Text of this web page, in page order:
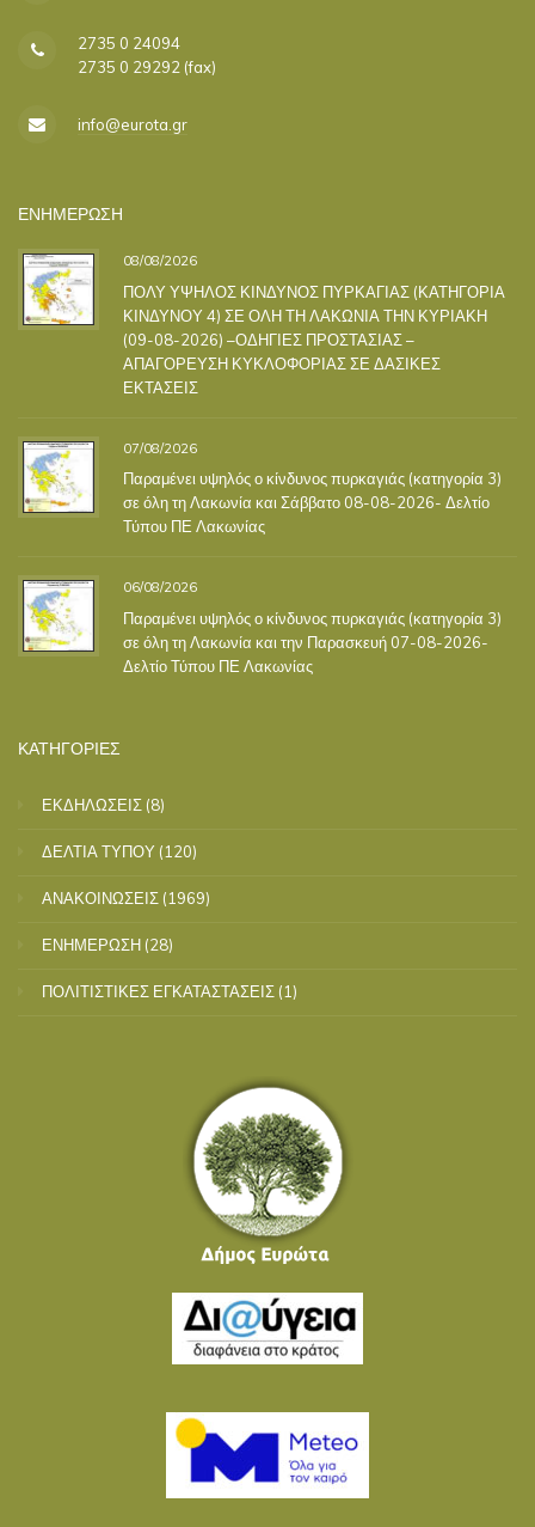
2735 0 24094
2735 0 29292 (fax)
info@eurota.gr
ΕΝΗΜΕΡΩΣΗ
08/08/2026
ΠΟΛΥ ΥΨΗΛΟΣ ΚΙΝΔΥΝΟΣ ΠΥΡΚΑΓΙΑΣ (ΚΑΤΗΓΟΡΙΑ
ΚΙΝΔΥΝΟΥ 4) ΣΕ ΟΛΗ ΤΗ ΛΑΚΩΝΙΑ ΤΗΝ ΚΥΡΙΑΚΗ
(09-08-2026) –ΟΔΗΓΙΕΣ ΠΡΟΣΤΑΣΙΑΣ –
ΑΠΑΓΟΡΕΥΣΗ ΚΥΚΛΟΦΟΡΙΑΣ ΣΕ ΔΑΣΙΚΕΣ
ΕΚΤΑΣΕΙΣ
07/08/2026
Παραμένει υψηλός ο κίνδυνος πυρκαγιάς (κατηγορία 3)
σε όλη τη Λακωνία και Σάββατο 08-08-2026- Δελτίο
Τύπου ΠΕ Λακωνίας
06/08/2026
Παραμένει υψηλός ο κίνδυνος πυρκαγιάς (κατηγορία 3)
σε όλη τη Λακωνία και την Παρασκευή 07-08-2026-
Δελτίο Τύπου ΠΕ Λακωνίας
ΚΑΤΗΓΟΡΙΕΣ
ΕΚΔΗΛΩΣΕΙΣ (8)
ΔΕΛΤΙΑ ΤΥΠΟΥ (120)
ΑΝΑΚΟΙΝΩΣΕΙΣ (1969)
ΕΝΗΜΕΡΩΣΗ (28)
ΠΟΛΙΤΙΣΤΙΚΕΣ ΕΓΚΑΤΑΣΤΑΣΕΙΣ (1)